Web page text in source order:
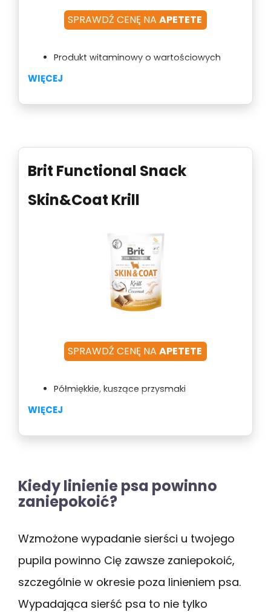
Produkt witaminowy o wartościowych
WIĘCEJ
SPRAWDŹ CENĘ NA APETETE
Brit Functional Snack
Skin&Coat Krill
Półmiękkie, kuszące przysmaki
Z krylem i kwasami omega-3
WIĘCEJ
SPRAWDŹ CENĘ NA APETETE
Kiedy linienie psa powinno
zaniepokoić?
Wzmożone wypadanie sierści u twojego
pupila powinno Cię zawsze zaniepokoić,
szczególnie w okresie poza linieniem psa.
Wypadająca sierść psa to nie tylko